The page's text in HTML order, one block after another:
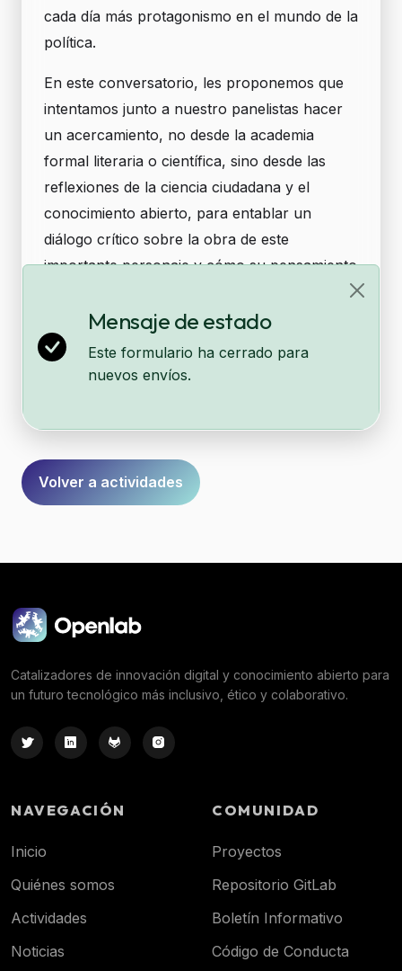
cada día más protagonismo en el mundo de la
política.
En este conversatorio, les proponemos que
intentamos junto a nuestro panelistas hacer
un acercamiento, no desde la academia
formal literaria o científica, sino desde las
reflexiones de la ciencia ciudadana y el
conocimiento abierto, para entablar un
diálogo crítico sobre la obra de este
importante personaje y cómo su pensamiento
entramado mundo contemporáneo.
Formulario
Mensaje de estado
Este formulario ha cerrado para
nuevos envíos.
Volver a actividades
Catalizadores de innovación digital y conocimiento abierto para
un futuro tecnológico más inclusivo, ético y colaborativo.
NAVEGACIÓN
Inicio
Quiénes somos
Actividades
Noticias
COMUNIDAD
Proyectos
Repositorio GitLab
Boletín Informativo
Código de Conducta